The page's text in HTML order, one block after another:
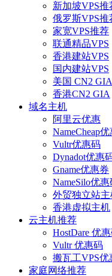
新加坡VPS推
俄罗斯VPS推
家宽VPS推荐
联通精品VPS
香港建站VPS
国内建站VPS
美国 CN2 GIA
香港CN2 GIA
域名主机
阿里云优惠
NameCheap
Vultr优惠码
Dynadot优惠
Gname优惠券
NameSilo优惠
外贸独立站主
香港虚拟主机
云主机推荐
HostDare 优
Vultr 优惠码
搬瓦工VPS优
家庭网络推荐